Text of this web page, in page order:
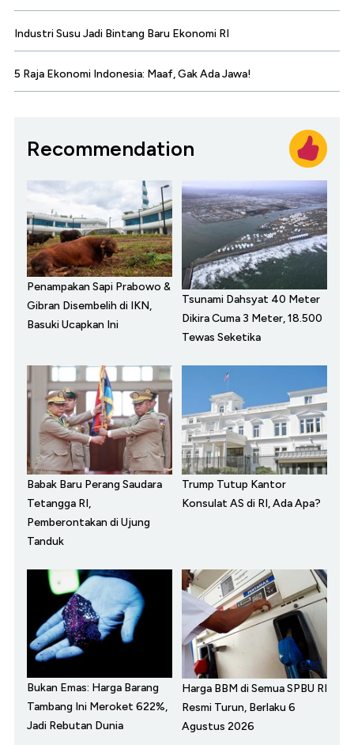
Industri Susu Jadi Bintang Baru Ekonomi RI
5 Raja Ekonomi Indonesia: Maaf, Gak Ada Jawa!
Recommendation
Penampakan Sapi Prabowo &
Gibran Disembelih di IKN,
Basuki Ucapkan Ini
Tsunami Dahsyat 40 Meter
Dikira Cuma 3 Meter, 18.500
Tewas Seketika
Babak Baru Perang Saudara
Tetangga RI,
Pemberontakan di Ujung
Tanduk
Trump Tutup Kantor
Konsulat AS di RI, Ada Apa?
Bukan Emas: Harga Barang
Tambang Ini Meroket 622%,
Jadi Rebutan Dunia
Harga BBM di Semua SPBU RI
Resmi Turun, Berlaku 6
Agustus 2026